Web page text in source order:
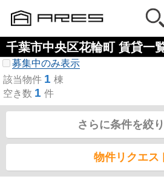
千葉市中央区花輪町 賃貸一
募集中のみ表示
該当物件 1 棟
空き数 1 件
さらに条件を絞
物件リクエス